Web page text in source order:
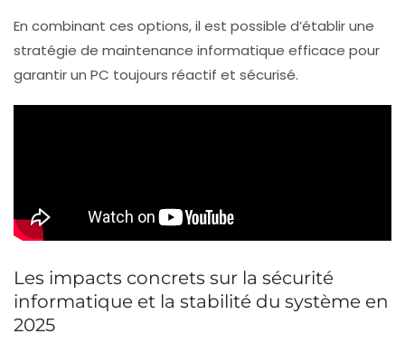
En combinant ces options, il est possible d’établir une
stratégie de maintenance informatique efficace pour
garantir un PC toujours réactif et sécurisé.
Les impacts concrets sur la sécurité
informatique et la stabilité du système en
2025